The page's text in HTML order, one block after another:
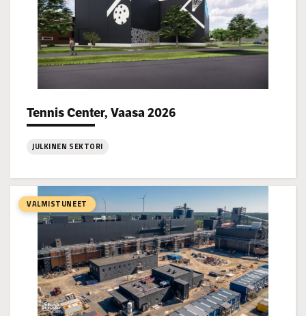
Tennis Center, Vaasa 2026
Project types:
JULKINEN SEKTORI
Tennis
Center,
Vaasa
VALMISTUNEET